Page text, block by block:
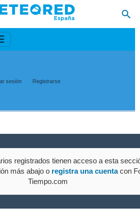
sesión Registrarse
registrados tienen acceso a esta
más abajo o registra una cuentacon
Tiempo.com